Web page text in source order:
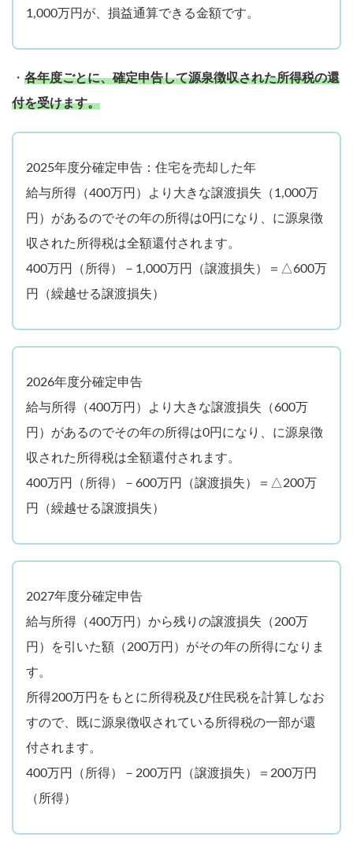
1,000万円が、損益通算できる金額です。
・ 各年度ごとに、確定申告して源泉徴収された所得税の還
付を受けます。
2025年度分確定申告：住宅を売却した年
給与所得（400万円）より大きな譲渡損失（1,000万
円）があるのでその年の所得は0円になり、に源泉徴
収された所得税は全額還付されます。
400万円（所得）－1,000万円（譲渡損失）＝△600万
円（繰越せる譲渡損失）
2026年度分確定申告
給与所得（400万円）より大きな譲渡損失（600万
円）があるのでその年の所得は0円になり、に源泉徴
収された所得税は全額還付されます。
400万円（所得）－600万円（譲渡損失）＝△200万
円（繰越せる譲渡損失）
2027年度分確定申告
給与所得（400万円）から残りの譲渡損失（200万
円）を引いた額（200万円）がその年の所得になりま
す。
所得200万円をもとに所得税及び住民税を計算しなお
すので、既に源泉徴収されている所得税の一部が還
付されます。
400万円（所得）－200万円（譲渡損失）＝200万円
（所得）